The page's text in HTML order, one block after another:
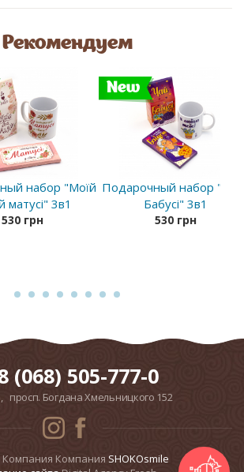
Рекомендуем
набор "Моїй
матусі" 3в1
530 грн
New
Подарочный набор
Бабусі" 3в1
530 грн
(068) 505-777-0
просп. Богдана Хмельницкого 152
Компания Компания SHOKOsmile